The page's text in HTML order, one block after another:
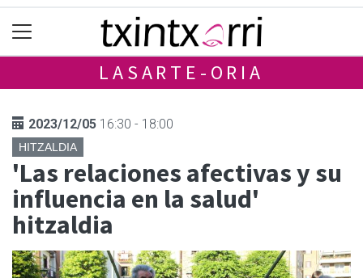
LASARTE-ORIA
2023/12/05 16:30 - 18:00
HITZALDIA
'Las relaciones afectivas y su
influencia en la salud'
hitzaldia